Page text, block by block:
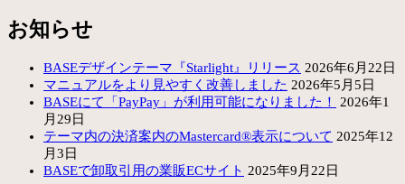
お知らせ
BASEデザインテーマ『Starlight』リリース 2026年6月22日
マニュアルをより見やすく改善しました 2026年5月5日
BASEにて「PayPay」が利用可能になりました！
2026年1
月29日
テーマ内の決済案内のMastercard®表示について 2025年12
月3日
BASEで卸取引用の業販ECサイト 2025年9月22日